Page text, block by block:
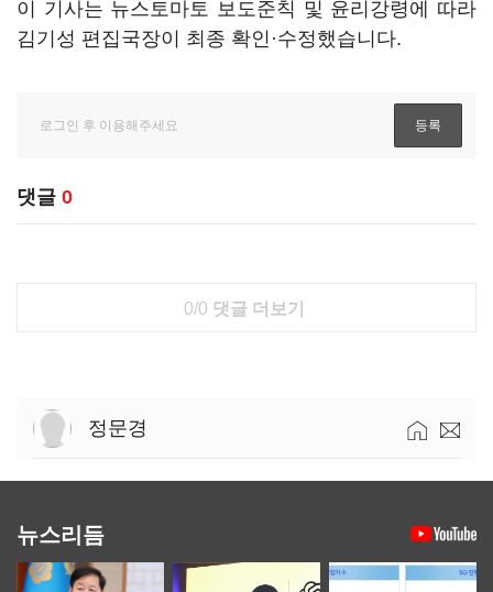
이 기사는 뉴스토마토 보도준칙 및 윤리강령에 따라
김기성 편집국장이 최종 확인·수정했습니다.
댓글 0
0/0 댓글 더보기
정문경
뉴스리듬